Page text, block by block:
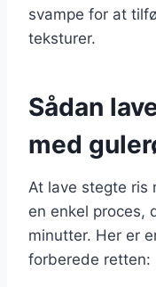
svampe for at
teksturer.
Sådan
med
At lave stegte
en enkel proces,
minutter. Her er
forberede retten: